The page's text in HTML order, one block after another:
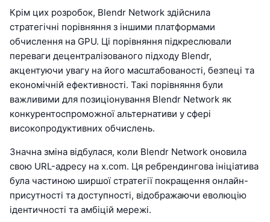
Крім цих розробок, Blendr Network здійснила
стратегічні порівняння з іншими платформами
обчислення на GPU. Ці порівняння підкреслювали
переваги децентралізованого підходу Blendr,
акцентуючи увагу на його масштабованості, безпеці та
економічній ефективності. Такі порівняння були
важливими для позиціонування Blendr Network як
конкурентоспроможної альтернативи у сфері
високопродуктивних обчислень.
Значна зміна відбулася, коли Blendr Network оновила
свою URL-адресу на x.com. Ця ребрендингова ініціатива
була частиною ширшої стратегії покращення онлайн-
присутності та доступності, відображаючи еволюцію
ідентичності та амбіцій мережі.